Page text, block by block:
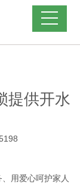
提供开水
用爱心呵护家人